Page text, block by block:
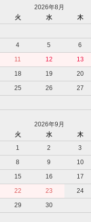
2026年8月
火 水 木
4 5 6
11 12 13
18 19 20
25 26 27
2026年9月
火 水 木
1
2 3
8 9 10
15 16 17
22 23 24
29 30